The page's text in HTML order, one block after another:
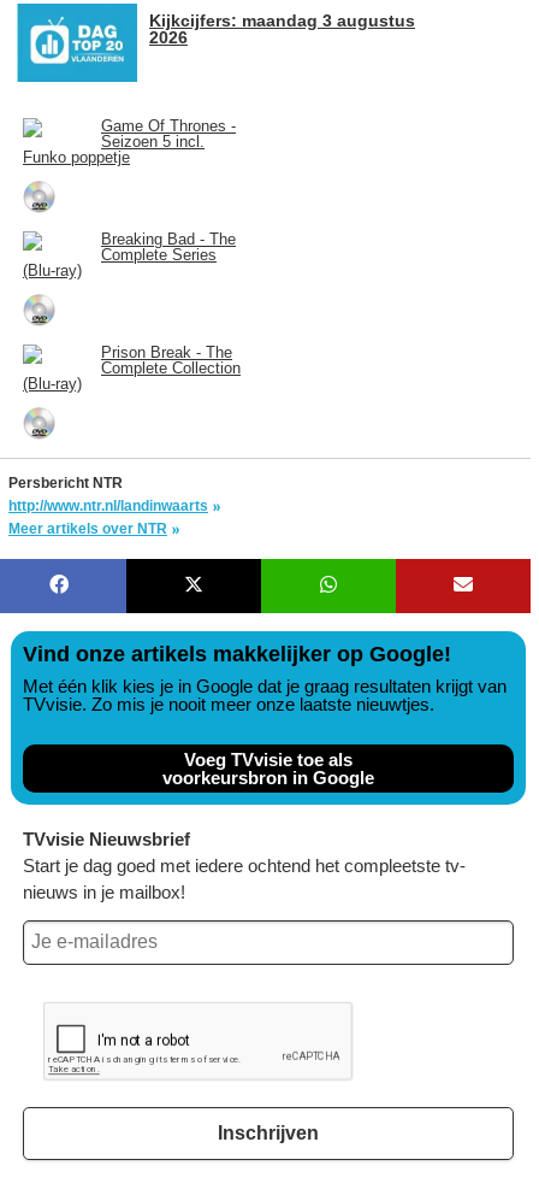
Kijkcijfers: maandag 3 augustus
2026
Game Of Thrones -
Seizoen 5 incl.
Funko poppetje
Breaking Bad - The
Complete Series
(Blu-ray)
Prison Break - The
Complete Collection
(Blu-ray)
Persbericht NTR
http://www.ntr.nl/landinwaarts
Meer artikels over NTR
Vind onze artikels makkelijker op Google!
Met één klik kies je in Google dat je graag resultaten krijgt van
TVvisie. Zo mis je nooit meer onze laatste nieuwtjes.
Voeg TVvisie toe als
voorkeursbron in Google
TVvisie Nieuwsbrief
Start je dag goed met iedere ochtend het compleetste tv-
nieuws in je mailbox!
Inschrijven